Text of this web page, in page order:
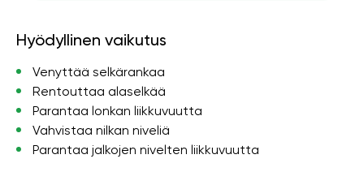
Hyödyllinen vaikutus
Venyttää selkärankaa
Rentouttaa alaselkää
Parantaa lonkan liikkuvuutta
Vahvistaa nilkan niveliä
Parantaa jalkojen nivelten liikkuvuutta